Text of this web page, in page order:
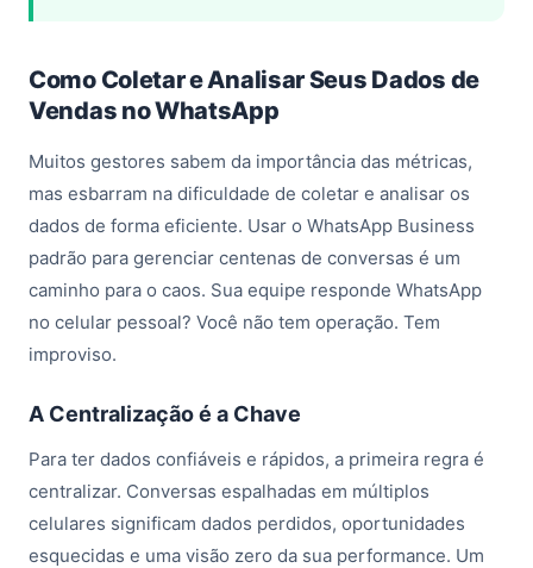
Como Coletar e Analisar Seus Dados de
Vendas no WhatsApp
Muitos gestores sabem da importância das métricas,
mas esbarram na dificuldade de coletar e analisar os
dados de forma eficiente. Usar o WhatsApp Business
padrão para gerenciar centenas de conversas é um
caminho para o caos. Sua equipe responde WhatsApp
no celular pessoal? Você não tem operação. Tem
improviso.
A Centralização é a Chave
Para ter dados confiáveis e rápidos, a primeira regra é
centralizar. Conversas espalhadas em múltiplos
celulares significam dados perdidos, oportunidades
esquecidas e uma visão zero da sua performance. Um